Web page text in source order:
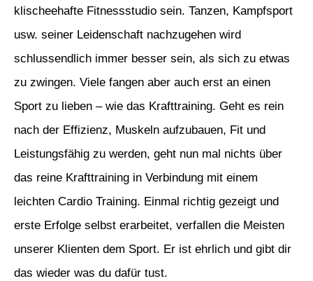
klischeehafte Fitnessstudio sein. Tanzen, Kampfsport
usw. seiner Leidenschaft nachzugehen wird
schlussendlich immer besser sein, als sich zu etwas
zu zwingen. Viele fangen aber auch erst an einen
Sport zu lieben – wie das Krafttraining. Geht es rein
nach der Effizienz, Muskeln aufzubauen, Fit und
Leistungsfähig zu werden, geht nun mal nichts über
das reine Krafttraining in Verbindung mit einem
leichten Cardio Training. Einmal richtig gezeigt und
erste Erfolge selbst erarbeitet, verfallen die Meisten
unserer Klienten dem Sport. Er ist ehrlich und gibt dir
das wieder was du dafür tust.